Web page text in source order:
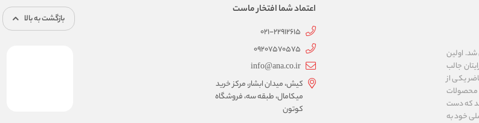
شد. اولین
جالب
حال حاضر یکی از
محصولات
که دست
خود به
اعتماد شما افتخار ماست
021-22912615
09207570575
info@ana.co.ir
کیش، میدان ابشار، مرکز خرید
میکامال، طبقه سه، فروشگاه
کوتون
بازگشت به بالا